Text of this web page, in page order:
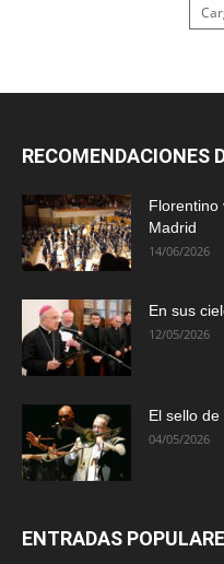
RECOMENDACIONES
Florentino
Madrid
14/06/2026
En sus
12/05/2026
El sello
04/05/2026
ENTRADAS